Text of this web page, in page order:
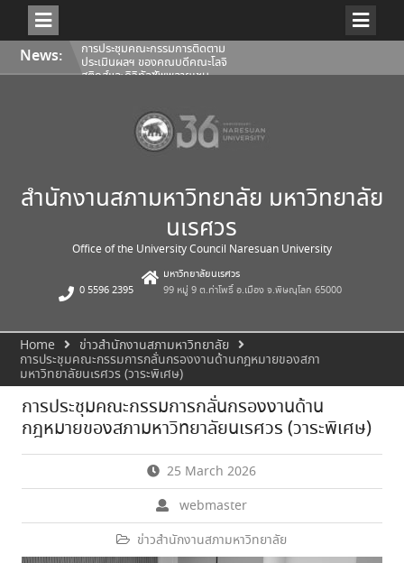
Skip
content
News: การประชุมคณะกรรมการติดตาม
ประเมินผลฯ ของคณบดีคณะโลจิ
สติกส์และดิจิทัลซัพพลายเชน
ครั้งที่ 350 (8/2569) วันเสาร์ที่ 1
สิงหาคม 2569
การประชุมคณะกรรมการติดตาม
ประเมินผลฯ ของคณบดีคณะ
สำนักงานสภามหาวิทยาลัย มหาวิทยาลัย
นเรศวร
Office of the University Council Naresuan University
0 5596 2395
มหาวิทยาลัยนเรศวร
99 หมู่ 9 ต.ท่าโพธิ์ อ.เมือง จ.พิษณุโลก 65000
Home
ข่าวสำนักงานสภามหาวิทยาลัย
การประชุมคณะกรรมการกลั่นกรองงานด้านกฎหมายของสภา
มหาวิทยาลัยนเรศวร (วาระพิเศษ)
การประชุมคณะกรรมการกลั่นกรองงานด้าน
กฎหมายของสภามหาวิทยาลัยนเรศวร (วาระพิเศษ)
25 March 2026
webmaster
ข่าวสำนักงานสภามหาวิทยาลัย